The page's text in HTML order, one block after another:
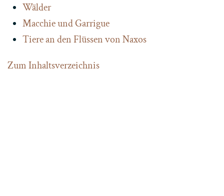
Wälder
Macchie und Garrigue
Tiere an den Flüssen von Naxos
Zum Inhaltsverzeichnis